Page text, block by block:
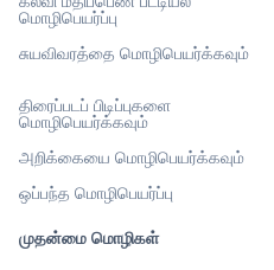
மொழிபெயர்ப்பு
சுயவிவரத்தை மொழிபெயர்க்கவும்
திரைப்படப் பிடிப்புகளை
மொழிபெயர்க்கவும்
அறிக்கையை மொழிபெயர்க்கவும்
ஒப்பந்த மொழிபெயர்ப்பு
முதன்மை மொழிகள்